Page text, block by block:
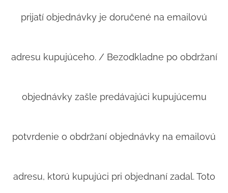
prijatí objednávky je doručené na emailovú
adresu kupujúceho. / Bezodkladne po obdržaní
objednávky zašle predávajúci kupujúcemu
potvrdenie o obdržaní objednávky na emailovú
adresu, ktorú kupujúci pri objednaní zadal. Toto